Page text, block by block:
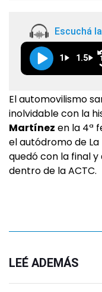
Escuchá
1 1.5
El automovilismo
inolvidable con la
Martínez en la 4ª
el autódromo de La
quedó con la final
dentro de la ACTC.
LEÉ ADEMÁS